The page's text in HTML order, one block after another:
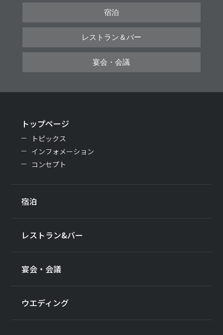
宿泊
レストラン＆バー
宴会・会議
トップページ
トピックス
インフォメーション
コンセプト
宿泊
レストラン&バー
宴会・会議
ウエディング